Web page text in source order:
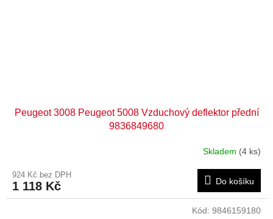
Peugeot 3008 Peugeot 5008 Vzduchový deflektor přední
9836849680
Skladem (4 ks)
924 Kč bez DPH
1 118 Kč Do košíku
Kód: 9846159180